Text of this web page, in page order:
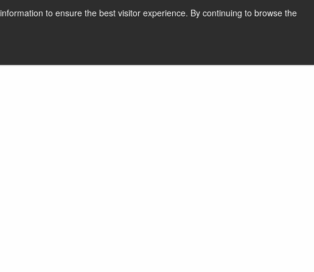
to ensure the best visitor experience. By continuing to browse the